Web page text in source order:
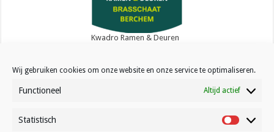
Wij gebruiken cookies om onze website en onze service te optimaliseren.
Functioneel Altijd actief
Statistisch Statistisch
Kwadro Ramen & Deuren
Contact